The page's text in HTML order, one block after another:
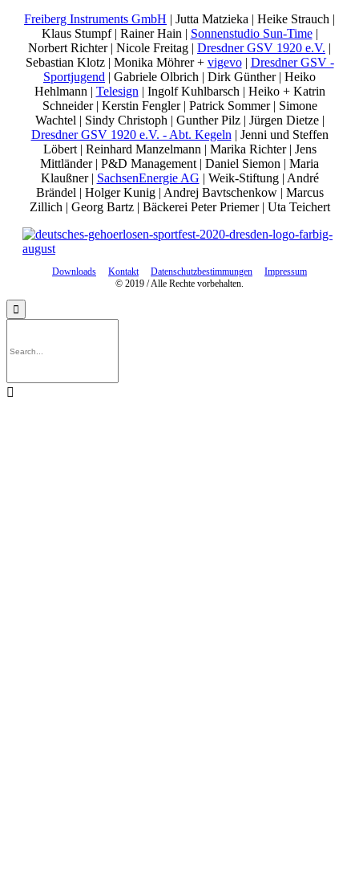
Freiberg Instruments GmbH | Jutta Matzieka | Heike Strauch |
Klaus Stumpf | Rainer Hain | Sonnenstudio Sun-Time|
Norbert Richter | Nicole Freitag | Dresdner GSV 1920 e.V. |
Sebastian Klotz | Monika Möhrer + vigevo| Dresdner GSV -
Sportjugend | Gabriele Olbrich | Dirk Günther | Heiko
Hehlmann | Telesign | Ingolf Kuhlbarsch | Heiko + Katrin
Schneider | Kerstin Fengler | Patrick Sommer | Simone
Wachtel | Sindy Christoph | Gunther Pilz | Jürgen Dietze |
Dresdner GSV 1920 e.V. - Abt. Kegeln | Jenni und Steffen
Löbert | Reinhard Manzelmann | Marika Richter | Jens
Mittländer | P&D Management | Daniel Siemon | Maria
Klaußner | SachsenEnergie AG | Weik-Stiftung | André
Brändel | Holger Kunig | Andrej Bavtschenkow | Marcus
Zillich | Georg Bartz | Bäckerei Peter Priemer | Uta Teichert
Downloads Kontakt Datenschutzbestimmungen
Impressum
© 2019 / Alle Rechte vorbehalten.

